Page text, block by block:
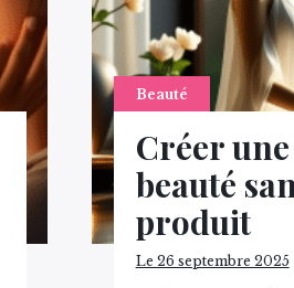
Beauté
Créer
beauté
produit
Le 26 septembre 2025